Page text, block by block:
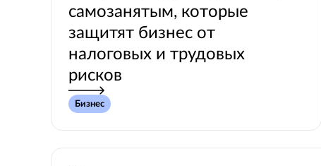
самозанятым, которые
защитят бизнес от
налоговых и трудовых
рисков
Бизнес